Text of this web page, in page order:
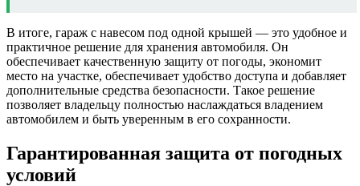
В итоге, гараж с навесом под одной крышей — это удобное и
практичное решение для хранения автомобиля. Он
обеспечивает качественную защиту от погоды, экономит
место на участке, обеспечивает удобство доступа и добавляет
дополнительные средства безопасности. Такое решение
позволяет владельцу полностью наслаждаться владением
автомобилем и быть уверенным в его сохранности.
Гарантированная защита от погодных
условий